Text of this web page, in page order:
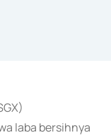
laba bersihnya